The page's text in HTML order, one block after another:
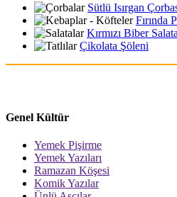
Sütlü Isırgan
Fırında
Kırmızı Biber
Çikolata Şöleni
Genel Kültür
Yemek Pişirme
Yemek Yazıları
Ramazan Köşesi
Komik Yazılar